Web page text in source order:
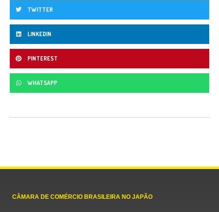
TWITTER
LINKEDIN
PINTEREST
WHATSAPP
CÂMARA DE COMÉRCIO BRASILEIRA NO JAPÃO